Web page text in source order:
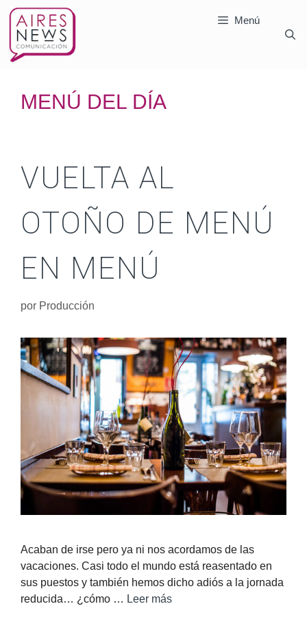
Menú
MENÚ DEL DÍA
VUELTA AL
OTOÑO DE MENÚ
EN MENÚ
por Producción
Acaban de irse pero ya ni nos acordamos de las
vacaciones. Casi todo el mundo está reasentado en
sus puestos y también hemos dicho adiós a la jornada
reducida… ¿cómo … Leer más